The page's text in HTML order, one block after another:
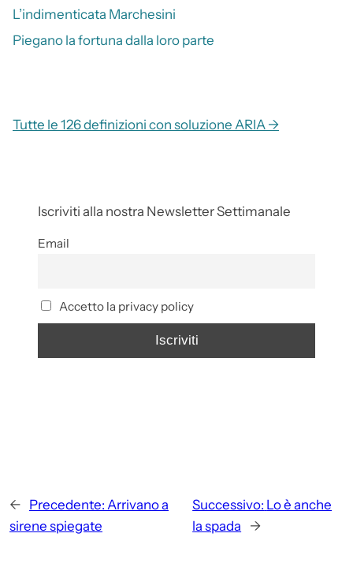
L’indimenticata Marchesini
Piegano la fortuna dalla loro parte
Tutte le 126 definizioni con soluzione ARIA →
Iscriviti alla nostra Newsletter Settimanale
Email
Accetto la privacy policy
← Precedente: Arrivano a
sirene spiegate
Successivo: Lo è anche
la spada
→